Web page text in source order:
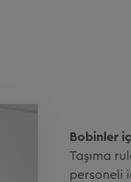
Bobinler
Taşıma
personeli